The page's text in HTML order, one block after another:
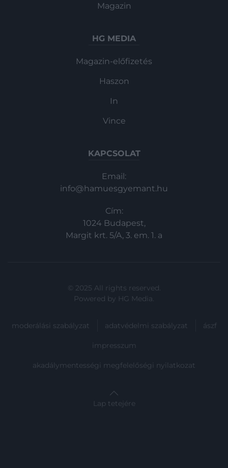
Magazin
HG MEDIA
Magazin-előfizetés
Haszon
In
Vince
KAPCSOLAT
Email:
info@hamuesgyemant.hu
Cím:
1024 Budapest,
Margit krt. 5/A, 3. em. 1. a
© 2025 All rights reserved.
Powered by HG Media.
moderálási szabályzat adatvédelmi szabályzat ászf
impresszum
akadálymentességi megfelelőségi nyilatkozat
Lap tetejére